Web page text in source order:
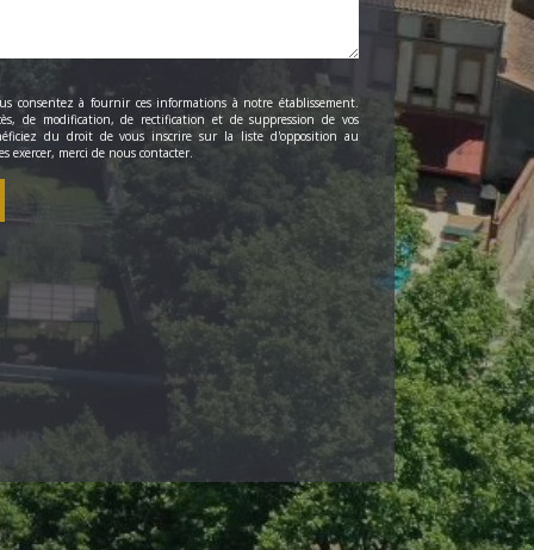
consentez à fournir ces informations à notre établissement.
de modification, de rectification et de suppression de vos
du droit de vous inscrire sur la liste d'opposition au
exercer, merci de nous contacter.